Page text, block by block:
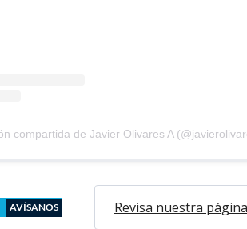
compartida de Javier Olivares A
AVÍSANOS Revisa nuestra